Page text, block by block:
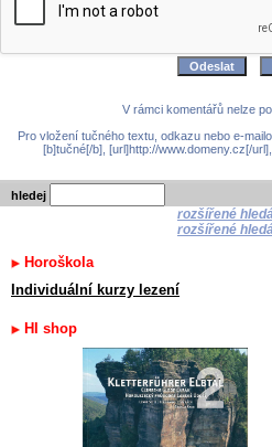
V rámci komentářů nelze
Pro vložení tučného textu, odkazu nebo e-
[b]tučné[/b], [url]http://www.domeny.cz[/
hledej
rozšířené
rozšířené
Horoškola
Individuální kurzy lezení
HI shop